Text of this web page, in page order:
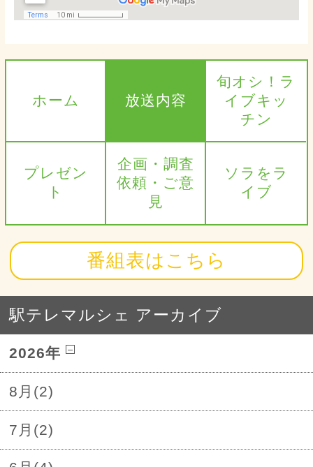
ホーム 放送内容
旬オシ！ラ
イブキッ
チン
プレゼン
ト
企画・調査
依頼・ご意
見
ソラをラ
イブ
番組表はこちら
駅テレマルシェ アーカイブ
2026年
8月(2)
7月(2)